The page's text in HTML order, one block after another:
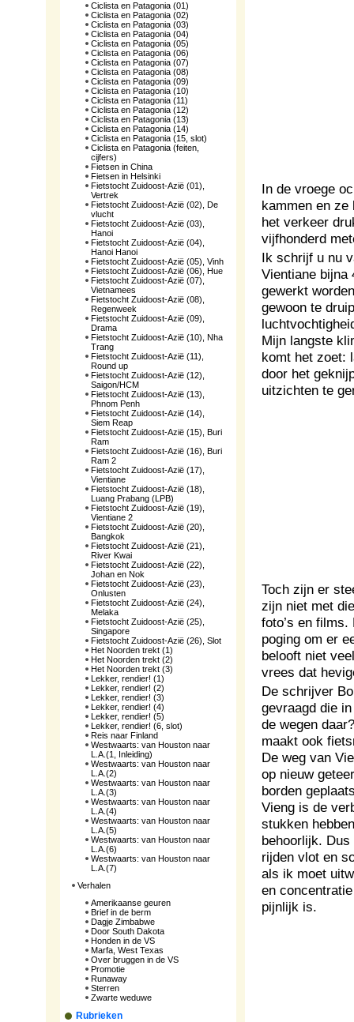
Ciclista en Patagonia (01)
Ciclista en Patagonia (02)
Ciclista en Patagonia (03)
Ciclista en Patagonia (04)
Ciclista en Patagonia (05)
Ciclista en Patagonia (06)
Ciclista en Patagonia (07)
Ciclista en Patagonia (08)
Ciclista en Patagonia (09)
Ciclista en Patagonia (10)
Ciclista en Patagonia (11)
Ciclista en Patagonia (12)
Ciclista en Patagonia (13)
Ciclista en Patagonia (14)
Ciclista en Patagonia (15, slot)
Ciclista en Patagonia (feiten,
cijfers)
Fietsen in China
Fietsen in Helsinki
Fietstocht Zuidoost-Azië (01),
Vertrek
Fietstocht Zuidoost-Azië (02), De
vlucht
Fietstocht Zuidoost-Azië (03),
Hanoi
Fietstocht Zuidoost-Azië (04),
Hanoi Hanoi
Fietstocht Zuidoost-Azië (05), Vinh
Fietstocht Zuidoost-Azië (06), Hue
Fietstocht Zuidoost-Azië (07),
Vietnamees
Fietstocht Zuidoost-Azië (08),
Regenweek
Fietstocht Zuidoost-Azië (09),
Drama
Fietstocht Zuidoost-Azië (10), Nha
Trang
Fietstocht Zuidoost-Azië (11),
Round up
Fietstocht Zuidoost-Azië (12),
Saigon/HCM
Fietstocht Zuidoost-Azië (13),
Phnom Penh
Fietstocht Zuidoost-Azië (14),
Siem Reap
Fietstocht Zuidoost-Azië (15), Buri
Ram
Fietstocht Zuidoost-Azië (16), Buri
Ram 2
Fietstocht Zuidoost-Azië (17),
Vientiane
Fietstocht Zuidoost-Azië (18),
Luang Prabang (LPB)
Fietstocht Zuidoost-Azië (19),
Vientiane 2
Fietstocht Zuidoost-Azië (20),
Bangkok
Fietstocht Zuidoost-Azië (21),
River Kwai
Fietstocht Zuidoost-Azië (22),
Johan en Nok
Fietstocht Zuidoost-Azië (23),
Onlusten
Fietstocht Zuidoost-Azië (24),
Melaka
Fietstocht Zuidoost-Azië (25),
Singapore
Fietstocht Zuidoost-Azië (26), Slot
Het Noorden trekt (1)
Het Noorden trekt (2)
Het Noorden trekt (3)
Lekker, rendier! (1)
Lekker, rendier! (2)
Lekker, rendier! (3)
Lekker, rendier! (4)
Lekker, rendier! (5)
Lekker, rendier! (6, slot)
Reis naar Finland
Westwaarts: van Houston naar
L.A.(1, Inleiding)
Westwaarts: van Houston naar
L.A.(2)
Westwaarts: van Houston naar
L.A.(3)
Westwaarts: van Houston naar
L.A.(4)
Westwaarts: van Houston naar
L.A.(5)
Westwaarts: van Houston naar
L.A.(6)
Westwaarts: van Houston naar
L.A.(7)
Verhalen
Amerikaanse geuren
Brief in de berm
Dagje Zimbabwe
Door South Dakota
Honden in de VS
Marfa, West Texas
Over bruggen in de VS
Promotie
Runaway
Sterren
Zwarte weduwe
Rubrieken
In de vroege
kammen en
het verkeer
vijfhonderd
Ik schrijf u nu
Vientiane bijna
gewerkt
gewoon te
Mijn langste
komt het zoet:
door het
uitzichten te
Toch zijn er
zijn niet met
foto’s en
poging om er
belooft niet
vrees dat
De schrijver
gevraagd die
de wegen
maakt ook
De weg van
op nieuw
borden
Vieng is de
stukken
behoorlijk.
rijden vlot en
als ik moet
en
pijnlijk is.